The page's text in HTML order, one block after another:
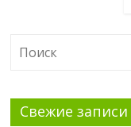
Свежие записи